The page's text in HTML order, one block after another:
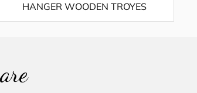
HANGER WOODEN TROYES